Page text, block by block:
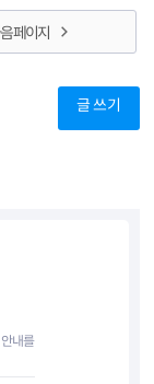
페이지
글 쓰기
내를